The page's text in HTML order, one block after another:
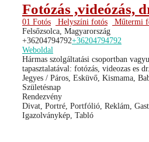
Fotózás ,videózás,
01 Fotós Helyszíni fotós
Műtermi
Felsőzsolca, Magyarország
+36204794792+36204794792
Weboldal
Hármas szolgáltatási csoportban
tapasztalatával: fotózás, videozas es
Jegyes / Páros, Esküvő, Kismama,
Születésnap
Rendezvény
Divat, Portré, Portfólió, Reklám,
Igazolványkép, Tabló